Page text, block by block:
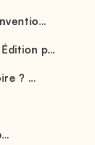
p...
? ...